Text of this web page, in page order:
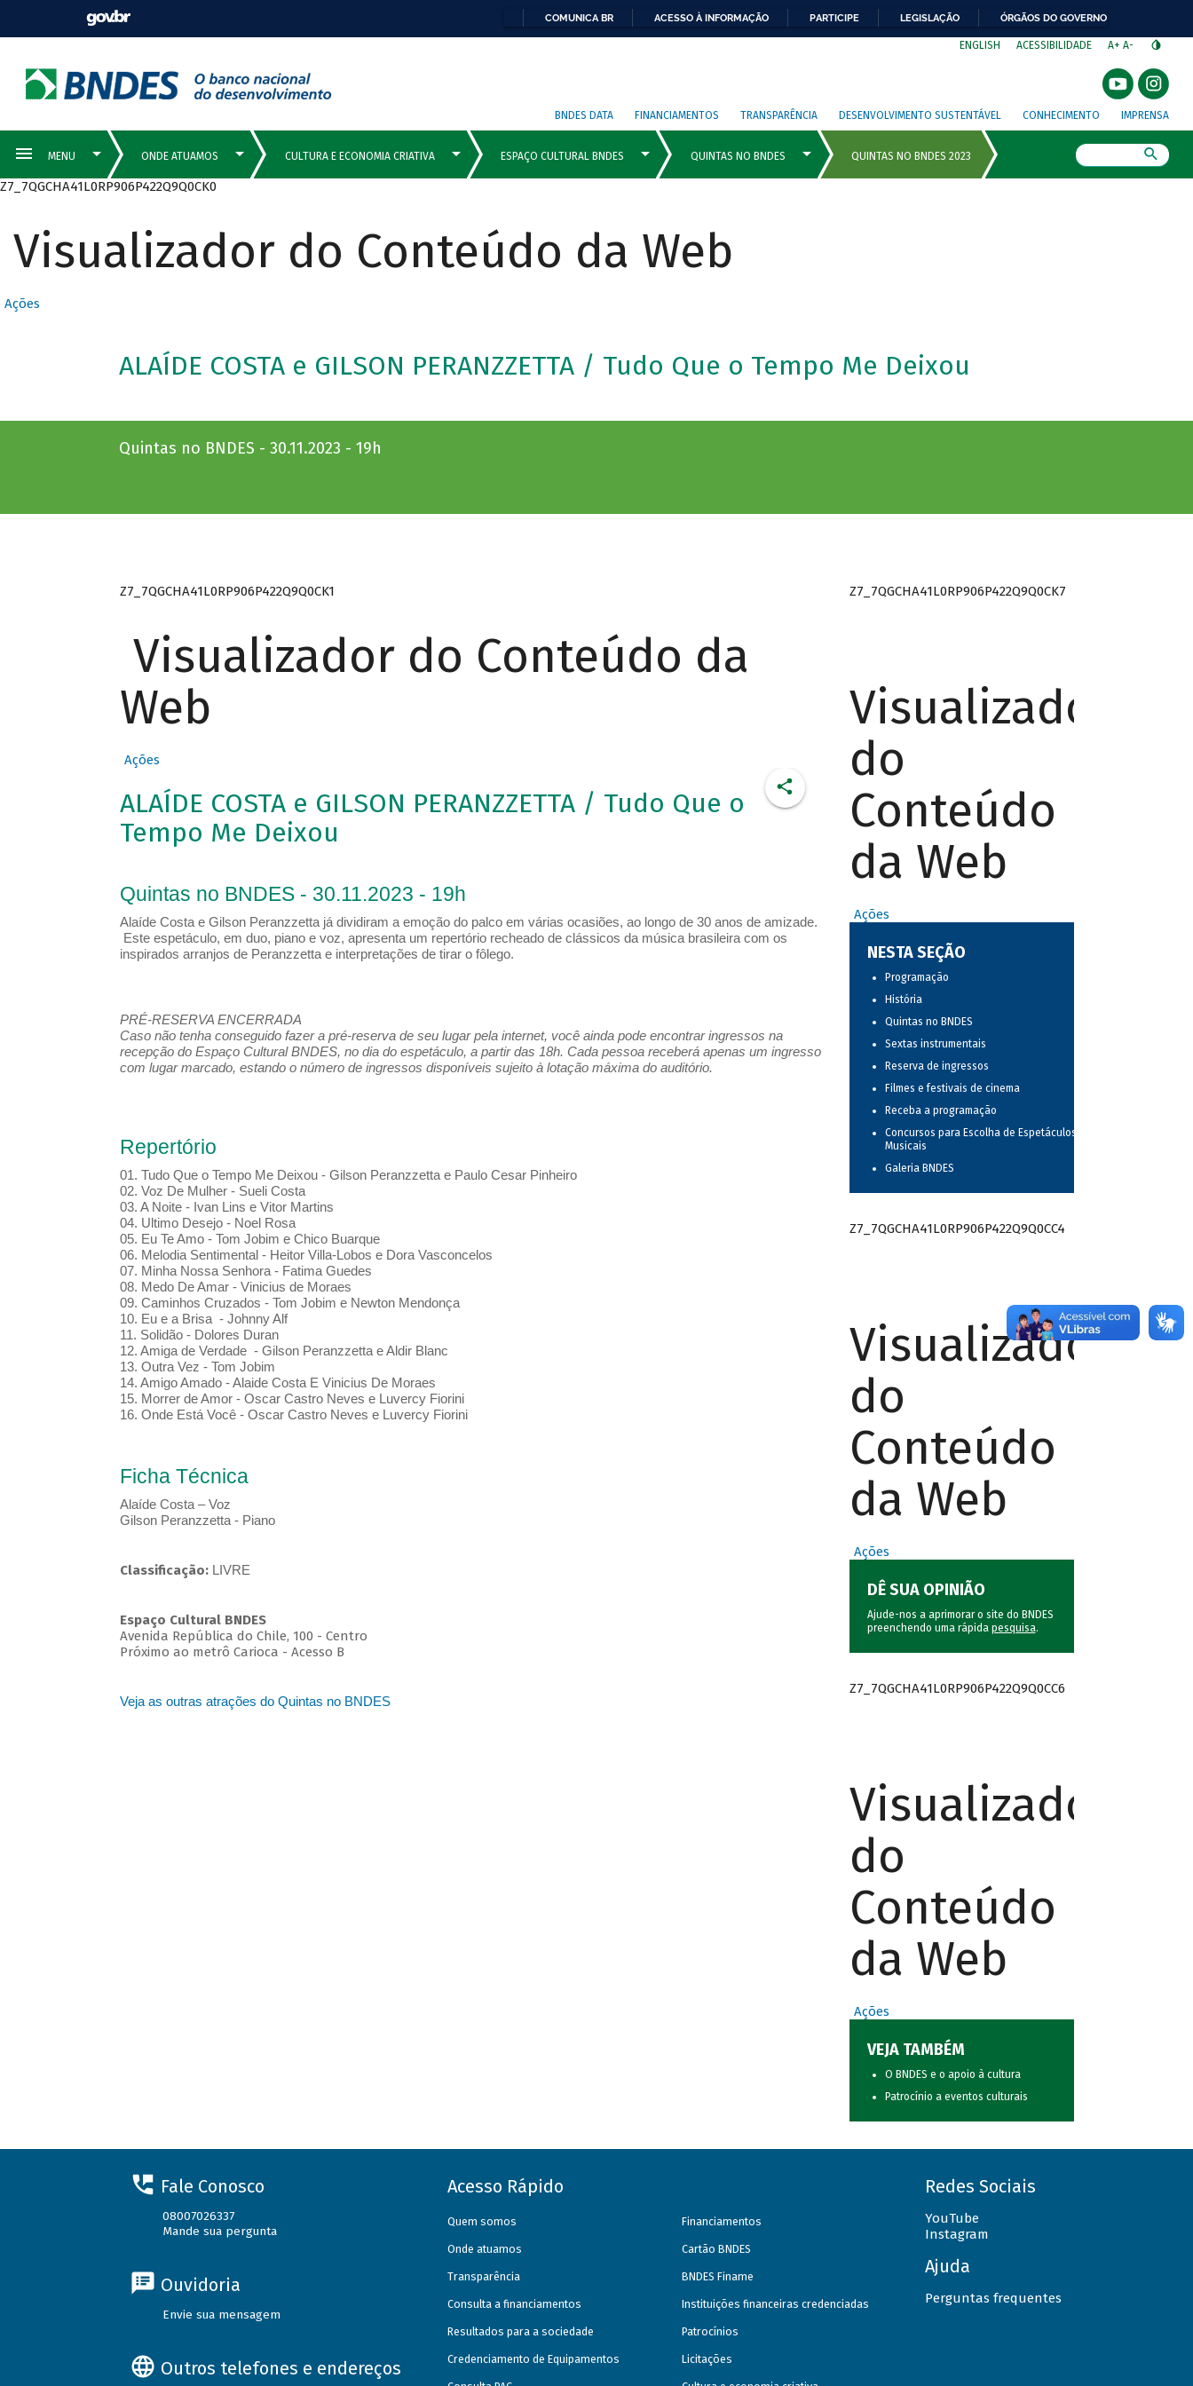
COMUNICA BR ACESSO À INFORMAÇÃO PARTICIPE LEGISLAÇÃO ÓRGÃOS DO GOVERNO
ENGLISH ACESSIBILIDADE A+ A-
BNDES DATA FINANCIAMENTOS TRANSPARÊNCIA DESENVOLVIMENTO SUSTENTÁVEL CONHECIMENTO IMPRENSA
Z7_7QGCHA41L0RP906P422Q9Q0CK0
Visualizador do Conteúdo da Web
Ações
ALAÍDE COSTA e GILSON PERANZZETTA / Tudo Que o Tempo Me Deixou
Quintas no BNDES - 30.11.2023 - 19h
Z7_7QGCHA41L0RP906P422Q9Q0CK1
Visualizador do Conteúdo da
Web
Ações
ALAÍDE COSTA e GILSON PERANZZETTA / Tudo Que o
Tempo Me Deixou
Quintas no BNDES - 30.11.2023 - 19h
Alaíde Costa e Gilson Peranzzetta já dividiram a emoção do palco em várias ocasiões, ao longo de 30 anos de amizade.
Este espetáculo, em duo, piano e voz, apresenta um repertório recheado de clássicos da música brasileira com os
inspirados arranjos de Peranzzetta e interpretações de tirar o fôlego.
PRÉ-RESERVA ENCERRADA
Caso não tenha conseguido fazer a pré-reserva de seu lugar pela internet, você ainda pode encontrar ingressos na
recepção do Espaço Cultural BNDES, no dia do espetáculo, a partir das 18h. Cada pessoa receberá apenas um ingresso
com lugar marcado, estando o número de ingressos disponíveis sujeito à lotação máxima do auditório.
Repertório
01. Tudo Que o Tempo Me Deixou - Gilson Peranzzetta e Paulo Cesar Pinheiro
02. Voz De Mulher - Sueli Costa
03. A Noite - Ivan Lins e Vitor Martins
04. Ultimo Desejo - Noel Rosa
05. Eu Te Amo - Tom Jobim e Chico Buarque
06. Melodia Sentimental - Heitor Villa-Lobos e Dora Vasconcelos
07. Minha Nossa Senhora - Fatima Guedes
08. Medo De Amar - Vinicius de Moraes
09. Caminhos Cruzados - Tom Jobim e Newton Mendonça
10. Eu e a Brisa - Johnny Alf
11. Solidão - Dolores Duran
12. Amiga de Verdade - Gilson Peranzzetta e Aldir Blanc
13. Outra Vez - Tom Jobim
14. Amigo Amado - Alaide Costa E Vinicius De Moraes
15. Morrer de Amor - Oscar Castro Neves e Luvercy Fiorini
16. Onde Está Você - Oscar Castro Neves e Luvercy Fiorini
Ficha Técnica
Alaíde Costa – Voz
Gilson Peranzzetta - Piano
Classificação: LIVRE
Espaço Cultural BNDES
Avenida República do Chile, 100 - Centro
Próximo ao metrô Carioca - Acesso B
Veja as outras atrações do Quintas no BNDES
Z7_7QGCHA41L0RP906P422Q9Q0CK7
Visualizador
do
Conteúdo
da Web
Ações
NESTA SEÇÃO
Programação
História
Quintas no BNDES
Sextas instrumentais
Reserva de ingressos
Filmes e festivais de cinema
Receba a programação
Concursos para Escolha de Espetáculos
Musicais
Galeria BNDES
Z7_7QGCHA41L0RP906P422Q9Q0CC4
Visualizador
do
Conteúdo
da Web
Ações
DÊ SUA OPINIÃO
Ajude-nos a aprimorar o site do BNDES
preenchendo uma rápida pesquisa.
Z7_7QGCHA41L0RP906P422Q9Q0CC6
Visualizador
do
Conteúdo
da Web
Ações
VEJA TAMBÉM
O BNDES e o apoio à cultura
Patrocínio a eventos culturais
Fale Conosco
08007026337
Mande sua pergunta
Ouvidoria
Envie sua mensagem
Outros telefones e endereços
Acesso Rápido
Quem somos
Onde atuamos
Transparência
Consulta a financiamentos
Resultados para a sociedade
Credenciamento de Equipamentos
Financiamentos
Cartão BNDES
BNDES Finame
Instituições financeiras credenciadas
Patrocínios
Licitações
Redes Sociais
YouTube
Instagram
Ajuda
Perguntas frequentes